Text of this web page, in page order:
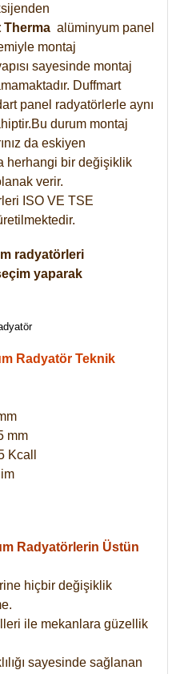
Therma alüminyum panel
montaj
sayesinde montaj
Duffmart
panel radyatörlerle aynı
durum montaj
da eskiyen
herhangi bir değişiklik
verir.
ISO VE TSE
radyatörleri
yaparak
Radyatör Teknik
mm
Kcall
Radyatörlerin Üstün
hiçbir değişiklik
ile mekanlara güzellik
sayesinde sağlanan